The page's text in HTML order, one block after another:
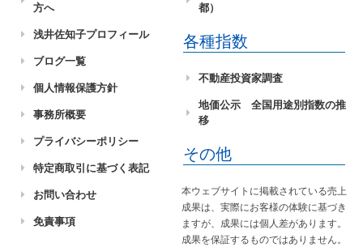
方へ
浅井佐知子プロフィール
ブログ一覧
個人情報保護方針
事務所概要
プライバシーポリシー
特定商取引に基づく表記
お問い合わせ
免責事項
都）
各種指数
不動産投資家調査
地価公示 全国用途別指数の推
移
その他
本ウェブサイトに掲載されている売上
成果は、実際にお客様の体験に基づき
ますが、成果には個人差があります。
成果を保証するものではありません。